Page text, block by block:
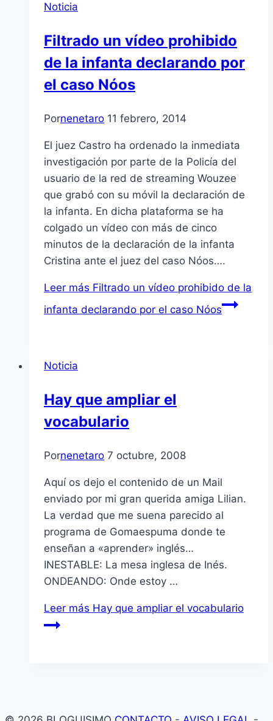
Noticia
Filtrado un vídeo prohibido
de la infanta declarando por
el caso Nóos
Pornenetaro 11 febrero, 2014
El juez Castro ha ordenado la inmediata
investigación por parte de la Policía del
usuario de la red de streaming Wouzee
que grabó con su móvil la declaración de
la infanta. En dicha plataforma se ha
colgado un vídeo con más de cinco
minutos de la declaración de la infanta
Cristina ante el juez del caso Nóos….
Leer más Filtrado un vídeo prohibido de la
infanta declarando por el caso Nóos
Noticia
Hay que ampliar el
vocabulario
Pornenetaro 7 octubre, 2008
Aquí­ os dejo el contenido de un Mail
enviado por mi gran querida amiga Lilian.
La verdad que me suena parecido al
programa de Gomaespuma donde te
enseñan a «aprender» inglés…
INESTABLE: La mesa inglesa de Inés.
ONDEANDO: Onde estoy …
Leer más Hay que ampliar el vocabulario